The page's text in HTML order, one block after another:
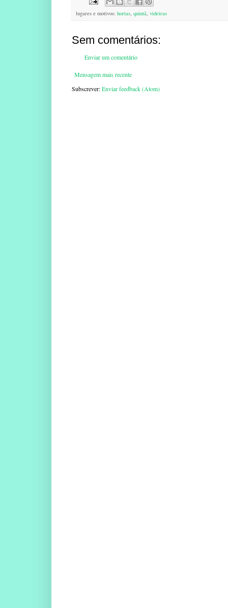
lugares e motivos: hortas, quintã, videiras
Sem comentários:
Enviar um comentário
Mensagem mais recente
Subscrever:Enviar feedback (Atom)